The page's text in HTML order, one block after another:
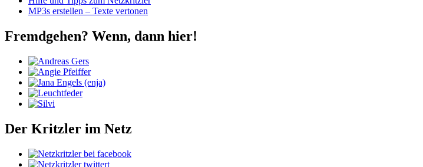
MP3s erstellen – Texte vertonen
Fremdgehen? Wenn, dann hier!
Der Kritzler im Netz